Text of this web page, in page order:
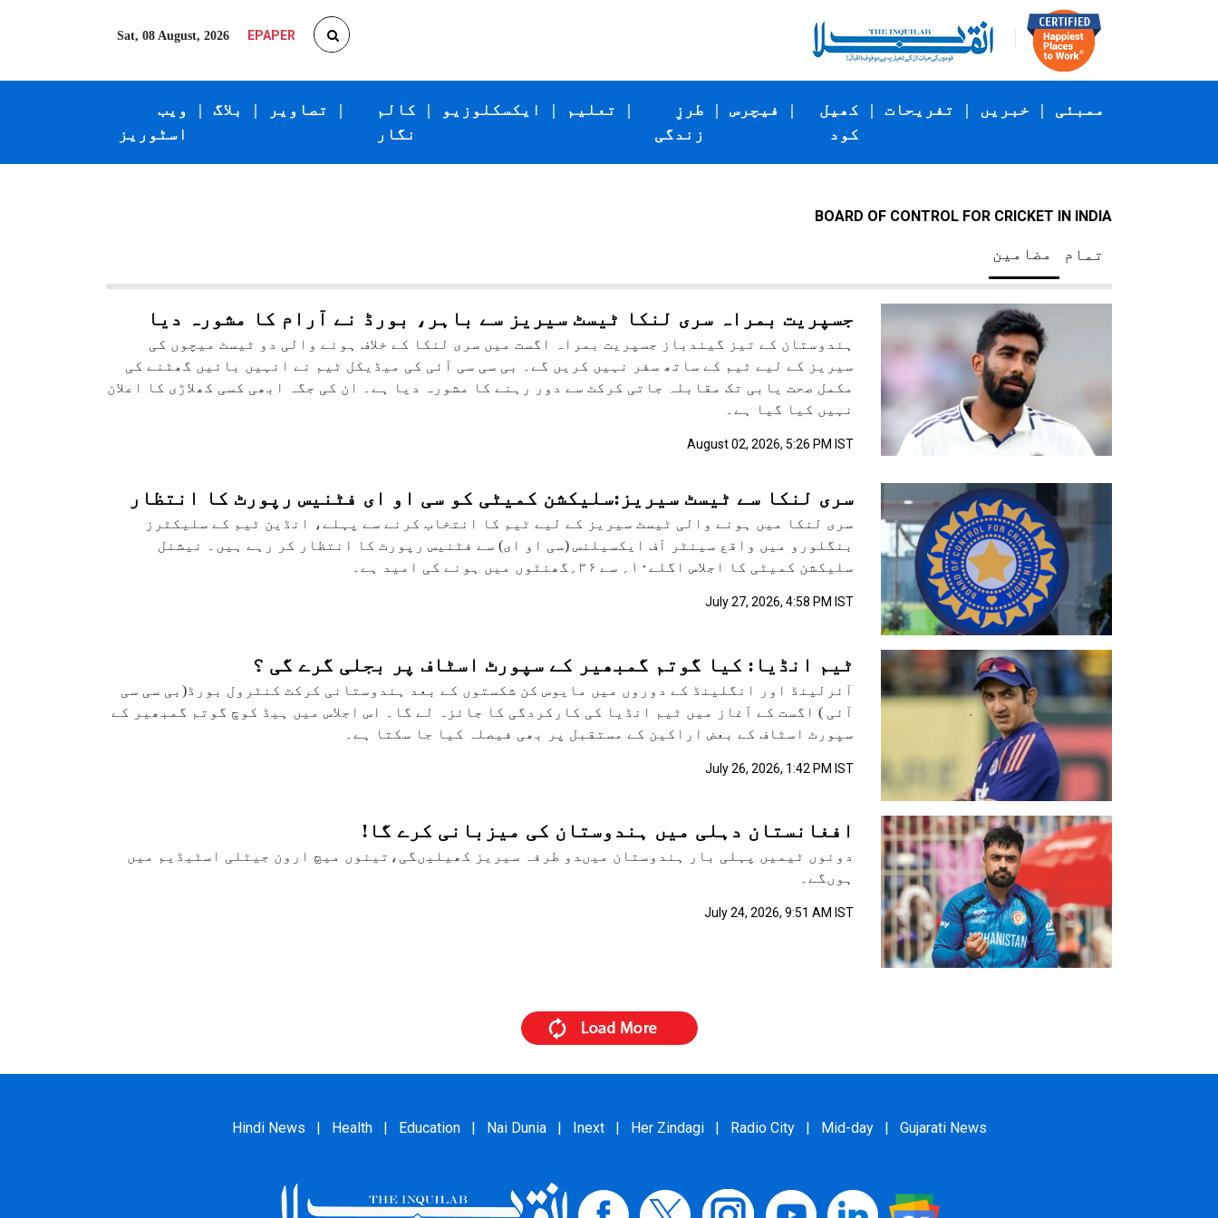
Sat, 08 August, 2026 EPAPER
ویب
اسٹوریز
| بلاگ | تصاویر |
کالم
نگار
| ایکسکلوزیو | تعلیم |
طرزِ
زندگی
| فیچرس |
کھیل
کود
| تفریحات | خبریں | ممبئی
BOARD OF CONTROL FOR CRICKET IN INDIA
مضامین تمام
جسپریت بمراہ سری لنکا ٹیسٹ سیریز سے باہر، بورڈ نے آرام کا مشورہ دیا
ہندوستان کے تیز گیندباز جسپریت بمراہ اگست میں سری لنکا کے خلاف ہونے والی دو ٹیسٹ میچوں کی
سیریز کے لیے ٹیم کے ساتھ سفر نہیں کریں گے۔ بی سی سی آئی کی میڈیکل ٹیم نے انہیں بائیں گھٹنے کی
مکمل صحت یابی تک مقابلہ جاتی کرکٹ سے دور رہنے کا مشورہ دیا ہے۔ ان کی جگہ ابھی کسی کھلاڑی کا اعلان
نہیں کیا گیا ہے۔
August 02, 2026, 5:26 PM IST
سری لنکا سے ٹیسٹ سیریز:سلیکشن کمیٹی کو سی او ای فٹنیس رپورٹ کا انتظار
سری لنکا میں ہونے والی ٹیسٹ سیریز کے لیے ٹیم کا انتخاب کرنے سے پہلے، انڈین ٹیم کے سلیکٹرز
بنگلورو میں واقع سینٹر آف ایکسیلنس (سی او ای) سے فٹنیس رپورٹ کا انتظار کر رہے ہیں۔ نیشنل
سلیکشن کمیٹی کا اجلاس اگلے۱۰؍ سے ۳۶؍گھنٹوں میں ہونے کی امید ہے۔
July 27, 2026, 4:58 PM IST
ٹیم انڈیا: کیا گوتم گمبھیر کے سپورٹ اسٹاف پر بجلی گرے گی ؟
آئرلینڈ اور انگلینڈ کے دوروں میں مایوس کن شکستوں کے بعد ہندوستانی کرکٹ کنٹرول بورڈ(بی سی سی
آئی ) اگست کے آغاز میں ٹیم انڈیا کی کارکردگی کا جائزہ لے گا۔ اس اجلاس میں ہیڈ کوچ گوتم گمبھیر کے
سپورٹ اسٹاف کے بعض اراکین کے مستقبل پر بھی فیصلہ کیا جا سکتا ہے۔
July 26, 2026, 1:42 PM IST
افغانستان دہلی میں ہندوستان کی میزبانی کرے گا!
دونوں ٹیمیں پہلی بار ہندوستان میںدو طرفہ سیریز کھیلیںگی،تینوں میچ ارون جیٹلی اسٹیڈیم میں
ہوںگے۔
July 24, 2026, 9:51 AM IST
Hindi News | Health | Education | Nai Dunia | Inext | Her Zindagi | Radio City | Mid-day | Gujarati News